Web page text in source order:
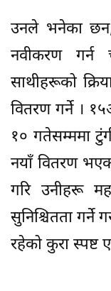
उनले भनेका छन,
नवीकरण गर्न
साथीहरूको
वितरण गर्ने ।
१० गतेसम्ममा
नयाँ वितरण
गरि उनीहरू
सुनिश्चितता गर्ने
रहेको कुरा स्पष्ट